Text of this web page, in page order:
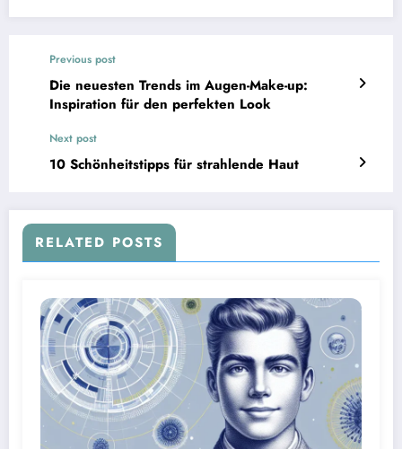
Previous post
Die neuesten Trends im Augen-Make-up:
Inspiration für den perfekten Look
Next post
10 Schönheitstipps für strahlende Haut
RELATED POSTS